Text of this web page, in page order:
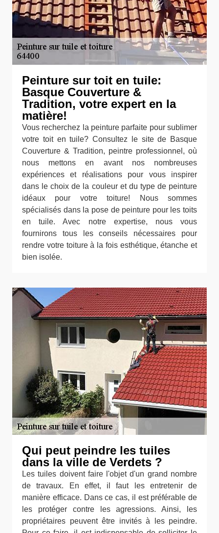
Peinture sur toit en tuile:
Basque Couverture &
Tradition, votre expert en la
matière!
Vous recherchez la peinture parfaite pour sublimer
votre toit en tuile? Consultez le site de Basque
Couverture & Tradition, peintre professionnel, où
nous mettons en avant nos nombreuses
expériences et réalisations pour vous inspirer
dans le choix de la couleur et du type de peinture
idéaux pour votre toiture! Nous sommes
spécialisés dans la pose de peinture pour les toits
en tuile. Avec notre expertise, nous vous
fournirons tous les conseils nécessaires pour
rendre votre toiture à la fois esthétique, étanche et
bien isolée.
Qui peut peindre les tuiles
dans la ville de Verdets ?
Les tuiles doivent faire l'objet d'un grand nombre
de travaux. En effet, il faut les entretenir de
manière efficace. Dans ce cas, il est préférable de
les protéger contre les agressions. Ainsi, les
propriétaires peuvent être invités à les peindre.